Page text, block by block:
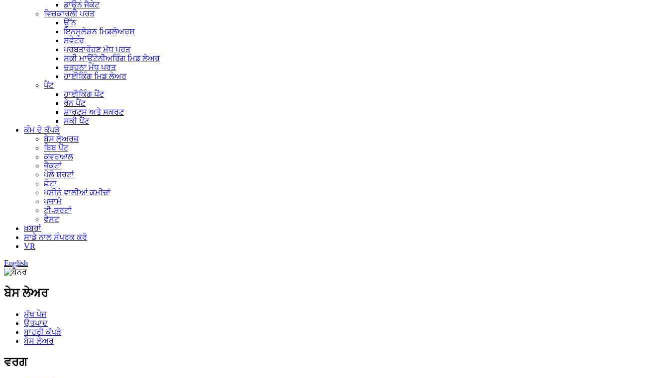
ਡਾਊਨ ਜੈਕੇਟ
ਵਿਚਕਾਰਲੀ ਪਰਤ
ਉੱਨ
ਇਨਸੂਲੇਸ਼ਨ ਮਿਡਲੇਅਰਸ
ਸਵੈਟਰ
ਪਰਬਤਾਰੋਹਣ ਮੱਧ ਪਰਤ
ਸਕੀ ਮਾਊਂਟੇਨੀਅਰਿੰਗ ਮਿਡ ਲੇਅਰ
ਚੜ੍ਹਨਾ ਮੱਧ ਪਰਤ
ਹਾਈਕਿੰਗ ਮਿਡ ਲੇਅਰ
ਪੈਂਟ
ਹਾਈਕਿੰਗ ਪੈਂਟ
ਰੇਨ ਪੈਂਟ
ਸ਼ਾਰਟਸ ਅਤੇ ਸਕਰਟ
ਸਕੀ ਪੈਂਟ
ਕੰਮ ਦੇ ਕੱਪੜੇ
ਬੇਸ ਲੇਅਰਜ਼
ਬਿਬ ਪੈਂਟ
ਕਵਰਆਲ
ਜੈਕਟਾਂ
ਪੋਲੋ ਸ਼ਰਟਾਂ
ਛੋਟਾ
ਪਸੀਨੇ ਵਾਲੀਆਂ ਕਮੀਜ਼ਾਂ
ਪਜਾਮੇ
ਟੀ-ਸ਼ਰਟਾਂ
ਵੈਸਟ
ਖ਼ਬਰਾਂ
ਸਾਡੇ ਨਾਲ ਸੰਪਰਕ ਕਰੋ
VR
English
ਬੇਸ ਲੇਅਰ
ਮੁੱਖ ਪੇਜ
ਉਤਪਾਦ
ਬਾਹਰੀ ਕੱਪੜੇ
ਬੇਸ ਲੇਅਰ
ਵਰਗ